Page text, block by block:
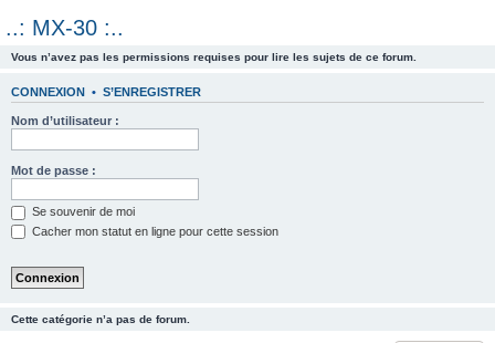
e
..: MX-30 :..
Vous n’avez pas les permissions requises pour lire les sujets de ce forum.
CONNEXION • S’ENREGISTRER
Nom d’utilisateur :
Mot de passe :
Se souvenir de moi
Cacher mon statut en ligne pour cette session
Cette catégorie n’a pas de forum.